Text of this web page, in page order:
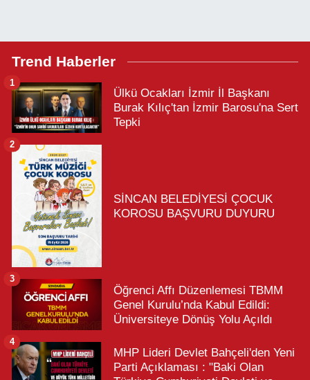
Trend Haberler
Ülkü Ocakları İzmir İl Başkanı
Burak Kılıç'tan İzmir Barosu'na Sert
Tepki
1
SİNCAN BELEDİYESİ ÇOCUK
KOROSU BAŞVURU DUYURU
2
Öğrenci Affı Düzenlemesi TBMM
Genel Kurulu’nda Kabul Edildi:
Üniversiteye Dönüş Yolu Açıldı
3
MHP Lideri Devlet Bahçeli'den Yeni
Parti Açıklaması : "Baki Olan
4